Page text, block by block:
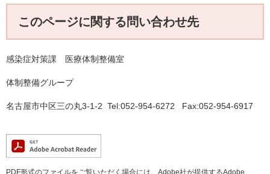
このページに関する問い合わせ先
感染症対策課 医療体制整備室
体制整備グループ
名古屋市中区三の丸3-1-2 Tel:052-954-6272 Fax:052-954-6917
PDF形式のファイルをご覧いただく場合には、Adobe社が提供するAdobe